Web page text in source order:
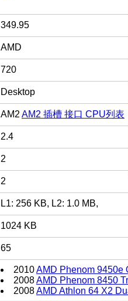
349.95
AMD
720
Desktop
AM2 AM2 插槽 接口 CPU列表
2.4
2
2
L1: 256 KB, L2: 1.0 MB,
1024 KB
65
2010AMD Phenom 9450e
2008AMD Phenom 8450
2008AMD Athlon 64 X2